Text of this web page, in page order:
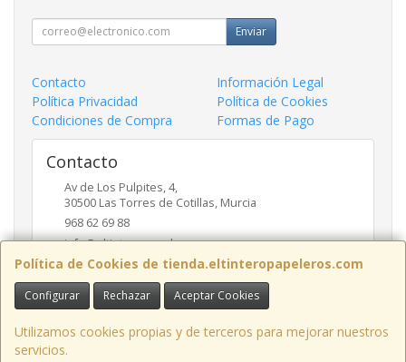
Política de Cookies de tienda.eltinteropapeleros.com
Configurar Rechazar Aceptar Cookies
Utilizamos cookies propias y de terceros para mejorar nuestros
servicios.
Enviar
Contacto
Información Legal
Política Privacidad
Política de Cookies
Condiciones de Compra
Formas de Pago
Contacto
Av de Los Pulpites, 4,
30500 Las Torres de Cotillas, Murcia
968 62 69 88
info@eltinteropapeleros.com
Horario
8:00 a 14:00 - 17:00 a 20:30